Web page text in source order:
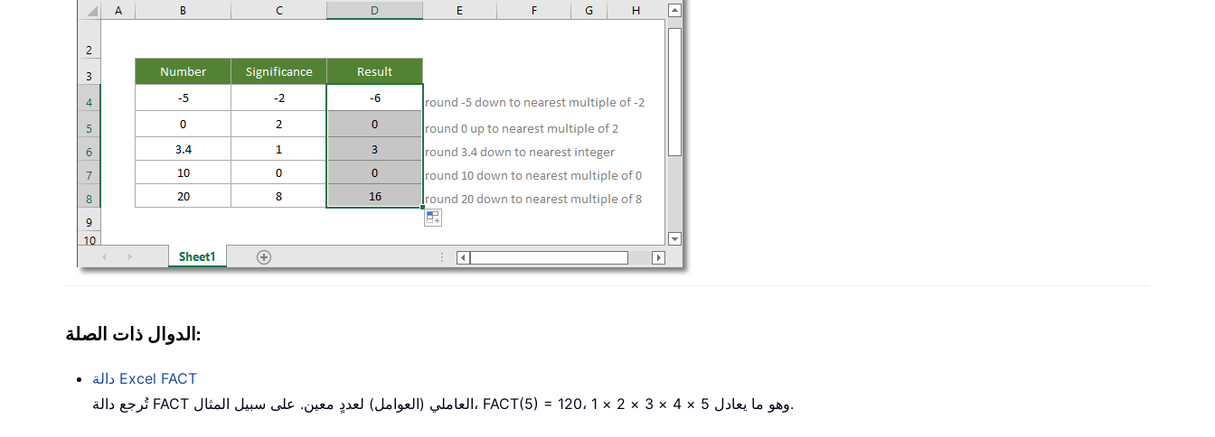
الدوال ذات الصلة:
دالة Excel FACT
تُرجع دالة FACT العاملي (العوامل) لعددٍ معين. على سبيل المثال، FACT(5) = 120، وهو ما يعادل 5 × 4 × 3 × 2 × 1.